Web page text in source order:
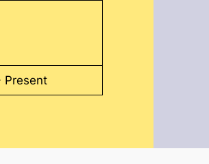
Present